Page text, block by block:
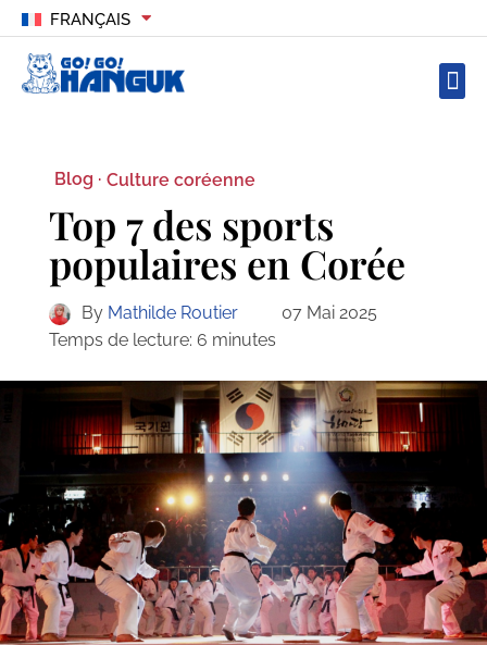
FRANÇAIS
Blog · Culture coréenne
Top 7 des sports
populaires en Corée
By Mathilde Routier
07 Mai 2025
Temps de lecture: 6 minutes